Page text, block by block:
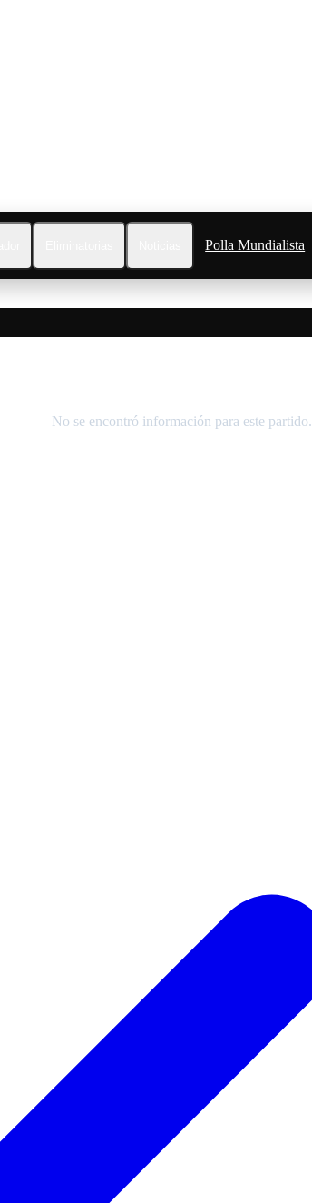
Polla Mundialista
No se encontró información para este partido.